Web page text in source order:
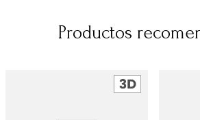
Productos